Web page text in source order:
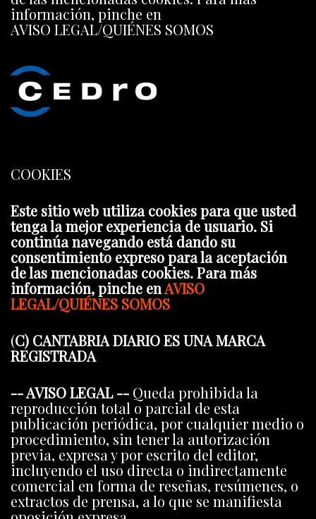
información, pinche en
AVISO LEGAL/QUIÉNES SOMOS
COOKIES
Este sitio web utiliza cookies para que usted
tenga la mejor experiencia de usuario. Si
continúa navegando está dando su
consentimiento expreso para la aceptación
de las mencionadas cookies. Para más
información, pinche enAVISO
LEGAL/QUIÉNES SOMOS
(C) CANTABRIA DIARIO ES UNA MARCA
REGISTRADA
-- AVISO LEGAL -- Queda prohibida la
reproducción total o parcial de esta
publicación periódica, por cualquier medio o
procedimiento, sin tener la autorización
previa, expresa y por escrito del editor,
incluyendo el uso directa o indirectamente
comercial en forma de reseñas, resúmenes, o
extractos de prensa, a lo que se manifiesta